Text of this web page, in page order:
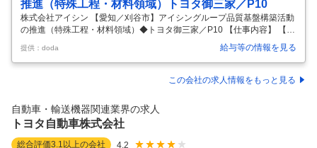
推進（特殊工程・材料領域）トヨタ御三家／P10
株式会社アイシン 【愛知／刈谷市】アイシングループ品質基盤構築活動
の推進（特殊工程・材料領域）◆トヨタ御三家／P10 【仕事内容】 【愛
知／刈谷市】アイシングループ品質基盤構築活動の推進（特殊工程・材
料領域）◆トヨタ御三家／P10 【具体的な仕事内容】 グループ全体の品
質経営の根幹に携わり、「顧客へ安心と信頼を届け続ける」それがこの
仕事の最大の魅力です。自動車業界の大変革期において、グループ品質
づくりが求められています。アイシングループ全体を牽引する存在とし
て活躍いただけるメンバーを増員し、体制強化を図るため、今回募集を
行います。…
提供：doda 給与等の情報を見る
この会社の求人情報をもっと見る
自動車・輸送機器関連業界の求人
トヨタ自動車株式会社
総合評価3.1 以上の会社 4.2